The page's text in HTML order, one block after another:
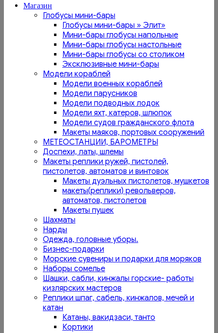
Магазин
Глобусы мини-бары
Глобусы мини-бары » Элит»
Мини-бары глобусы напольные
Мини-бары глобусы настольные
Мини-бары глобусы со столиком
Эксклюзивные мини-бары
Модели кораблей
Модели военных кораблей
Модели парусников
Модели подводных лодок
Модели яхт, катеров, шлюпок
Модели судов гражданского флота
Макеты маяков, портовых сооружений
МЕТЕОСТАНЦИИ, БАРОМЕТРЫ
Доспехи, латы, шлемы
Макеты реплики ружей, пистолей,
пистолетов, автоматов и винтовок
Макеты дуэльных пистолетов, мушкетов
макеты(реплики) револьверов,
автоматов, пистолетов
Макеты пушек
Шахматы
Нарды
Одежда, головные уборы.
Бизнес-подарки
Морские сувениры и подарки для моряков
Наборы сомелье
Шашки, сабли, кинжалы горские- работы
кизлярских мастеров
Реплики шпаг, сабель, кинжалов, мечей и
катан
Катаны, вакидзаси, танто
Кортики